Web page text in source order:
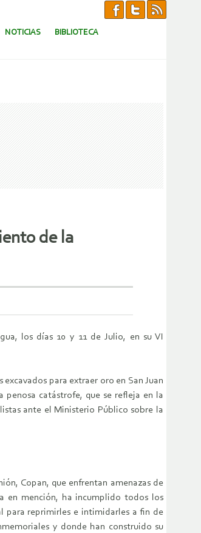
NOTICIAS BIBLIOTECA
de la
los días 10 y 11 de Julio, en su VI
para extraer oro en San Juan
penosa catástrofe, que se refleja en la
ante el Ministerio Público sobre la
Copan, que enfrentan amenazas de
en mención, ha incumplido todos los
para reprimirles e intimidarles a fin de
y donde han construido su